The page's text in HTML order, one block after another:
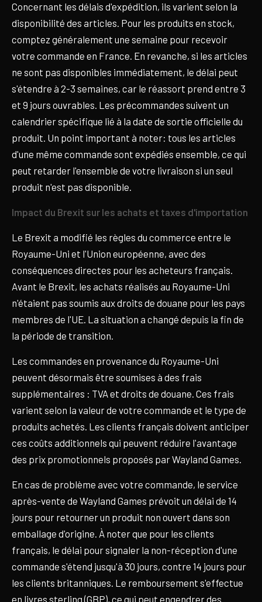
Concernant les délais d'expédition, ils varient selon la
disponibilité des articles. Pour les produits en stock,
comptez généralement une semaine pour recevoir
votre commande en France. En revanche, si les articles
ne sont pas disponibles immédiatement, le délai peut
s'étendre à 2-3 semaines, car le réassort prend entre 3
et 9 jours ouvrables. Les précommandes suivent un
calendrier spécifique lié à la date de sortie officielle du
produit. Un point important à noter: tous les articles
d'une même commande sont expédiés ensemble, ce qui
peut retarder l'ensemble de votre livraison si un seul
produit n'est pas disponible.
Impact du Brexit sur les achats et taxes d'importation
Le Brexit a modifié les règles du commerce entre le
Royaume-Uni et l'Union européenne, avec des
conséquences directes pour les acheteurs français.
Avant le Brexit, les achats réalisés au Royaume-Uni
n'étaient pas soumis aux droits de douane pour les pays
membres de l'UE. La situation a changé depuis la fin de
la période de transition.
Les commandes en provenance du Royaume-Uni
peuvent désormais être soumises à des frais
supplémentaires : TVA et droits de douane. Ces frais
varient selon la valeur de votre commande et le type de
produits achetés. Les clients français doivent anticiper
ces coûts additionnels qui peuvent réduire l'avantage
des prix promotionnels proposés par Wayland Games.
En cas de problème avec votre commande, le service
après-vente de Wayland Games prévoit un délai de 14
jours pour retourner un produit non ouvert dans son
emballage d'origine. À noter que pour les clients
français, le délai pour signaler la non-réception d'une
commande s'étend jusqu'à 30 jours, contre 14 jours pour
les clients britanniques. Le remboursement s'effectue
en livres sterling (GBP), ce qui peut engendrer des